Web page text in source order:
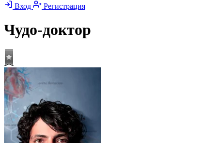
Вход
Регистрация
Чудо-доктор